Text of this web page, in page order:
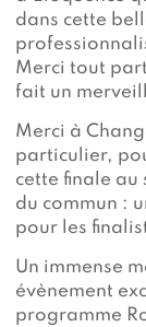
dans cette
Merci tout
fait un
Merci à
particulier,
cette finale au
du commun :
pour les
Un immense
évènement
programme